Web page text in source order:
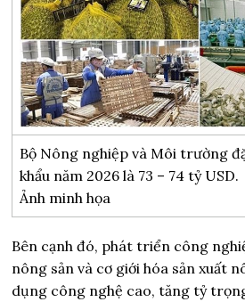
Bộ Nông nghiệp và Môi trường
khẩu năm 2026 là 73 – 74 tỷ USD.
Ảnh minh họa
Bên cạnh đó, phát triển công
nông sản và cơ giới hóa sản xuất
dụng công nghệ cao, tăng tỷ